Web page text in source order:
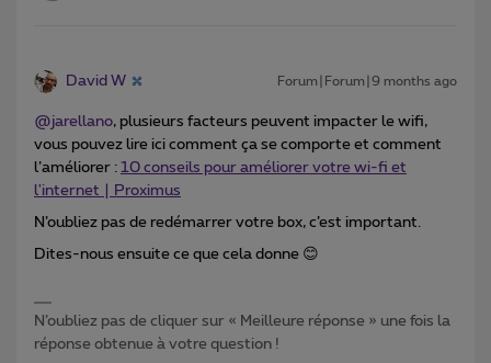
David W Forum|Forum|9 months ago
@jarellano, plusieurs facteurs peuvent impacter le wifi,
vous pouvez lire ici comment ça se comporte et comment
l’améliorer : 10 conseils pour améliorer votre wi-fi et
l'internet | Proximus
N’oubliez pas de redémarrer votre box, c’est important.
Dites-nous ensuite ce que cela donne 😊
N’oubliez pas de cliquer sur « Meilleure réponse » une fois la
réponse obtenue à votre question !